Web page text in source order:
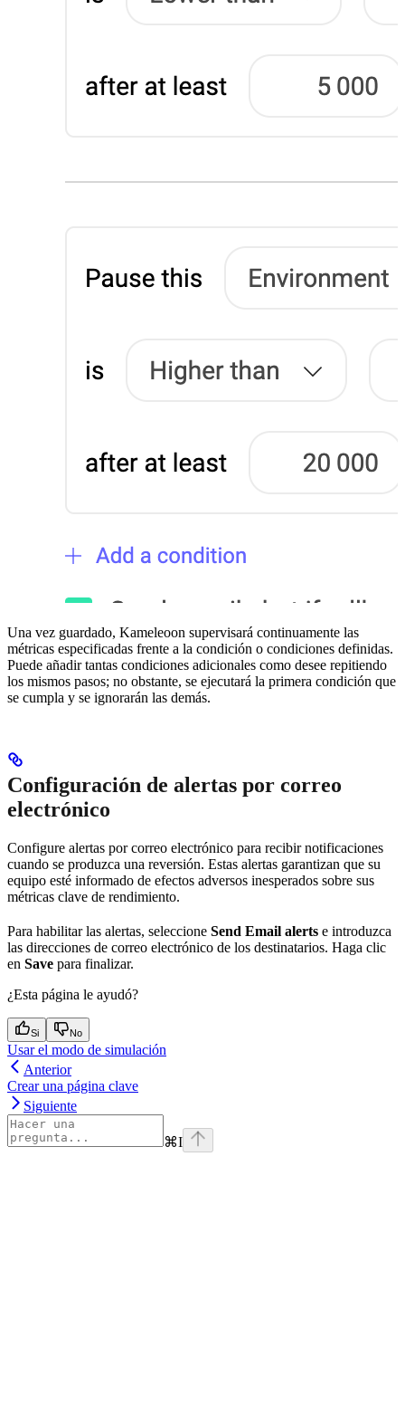
Una vez guardado, Kameleoon supervisará continuamente las
métricas especificadas frente a la condición o condiciones definidas.
Puede añadir tantas condiciones adicionales como desee repitiendo
los mismos pasos; no obstante, se ejecutará la primera condición que
se cumpla y se ignorarán las demás.
Configuración de alertas por correo
electrónico
Configure alertas por correo electrónico para recibir notificaciones
cuando se produzca una reversión. Estas alertas garantizan que su
equipo esté informado de efectos adversos inesperados sobre sus
métricas clave de rendimiento.
Para habilitar las alertas, seleccione Send Email alerts e introduzca
las direcciones de correo electrónico de los destinatarios. Haga clic
en Save para finalizar.
¿Esta página le ayudó?
Si No
Usar el modo de simulación
Anterior
Crear una página clave
Siguiente
⌘I